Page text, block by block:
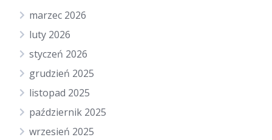
marzec 2026
luty 2026
styczeń 2026
grudzień 2025
listopad 2025
październik 2025
wrzesień 2025